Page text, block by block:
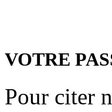
VOTRE
Pour citer